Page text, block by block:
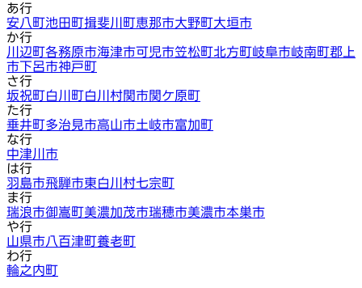
あ行
安八町池田町揖斐川町恵那市大野町大垣市
か行
川辺町各務原市海津市可児市笠松町北方町岐阜市岐南町郡上
市下呂市神戸町
さ行
坂祝町白川町白川村関市関ケ原町
た行
垂井町多治見市高山市土岐市富加町
な行
中津川市
は行
羽島市飛騨市東白川村七宗町
ま行
瑞浪市御嵩町美濃加茂市瑞穂市美濃市本巣市
や行
山県市八百津町養老町
わ行
輪之内町